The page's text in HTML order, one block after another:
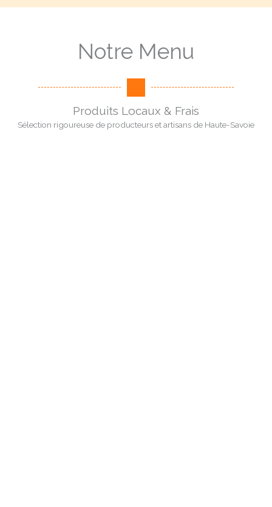
Notre Menu
Produits Locaux & Frais
Sélection rigoureuse de producteurs et artisans de Haute-Savoie